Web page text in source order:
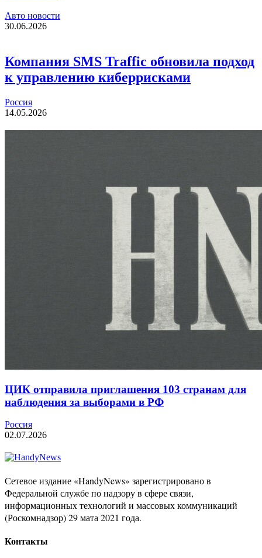
Авто новости
30.06.2026
Компания SMS Traffic обновила подход
к управлению киберрисками
Россия
14.05.2026
ЦИК отправила приглашения 103 странам для
наблюдения за выборами в РФ
Россия
02.07.2026
Сетевое издание «HandyNews» зарегистрировано в
Федеральной службе по надзору в сфере связи,
информационных технологий и массовых коммуникаций
(Роскомнадзор) 29 мата 2021 года.
Контакты